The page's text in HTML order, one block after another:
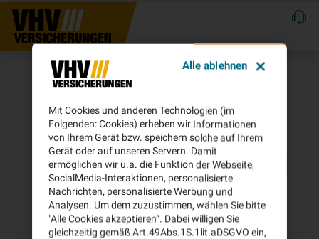
Mit Cookies und anderen Technologien (im
Folgenden: Cookies) erheben wir Informationen
von Ihrem Gerät bzw. speichern solche auf Ihrem
Gerät oder auf unseren Servern. Damit
ermöglichen wir u.a. die Funktion der Webseite,
SocialMedia-Interaktionen, personalisierte
Nachrichten, personalisierte Werbung und
Analysen. Um dem zuzustimmen, wählen Sie bitte
"Alle Cookies akzeptieren“. Dabei willigen Sie
gleichzeitig gemäß Art.49Abs.1S.1lit.aDSGVO ein,
Alle ablehnen